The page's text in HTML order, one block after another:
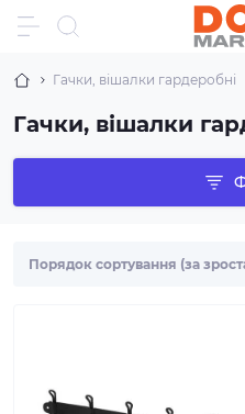
Гачки, вішалки гардеробні
Гачки, вішалки